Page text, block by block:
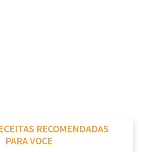
RECOMENDADAS
PARA VOCE